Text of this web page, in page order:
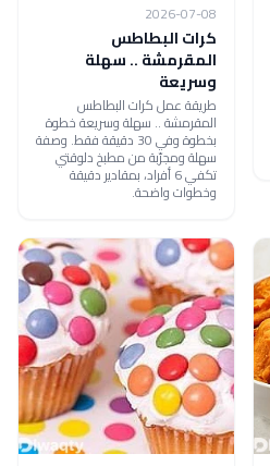
2026-07-08
كرات البطاطس
المقرمشة .. سهلة
وسريعة
طريقة عمل كرات البطاطس
المقرمشة .. سهلة وسريعة خطوة
بخطوة وفي 30 دقيقة فقط. وصفة
سهلة ومجرّبة من مطبخ دلوقتي
تكفي 6 أفراد، بمقادير دقيقة
وخطوات واضحة.